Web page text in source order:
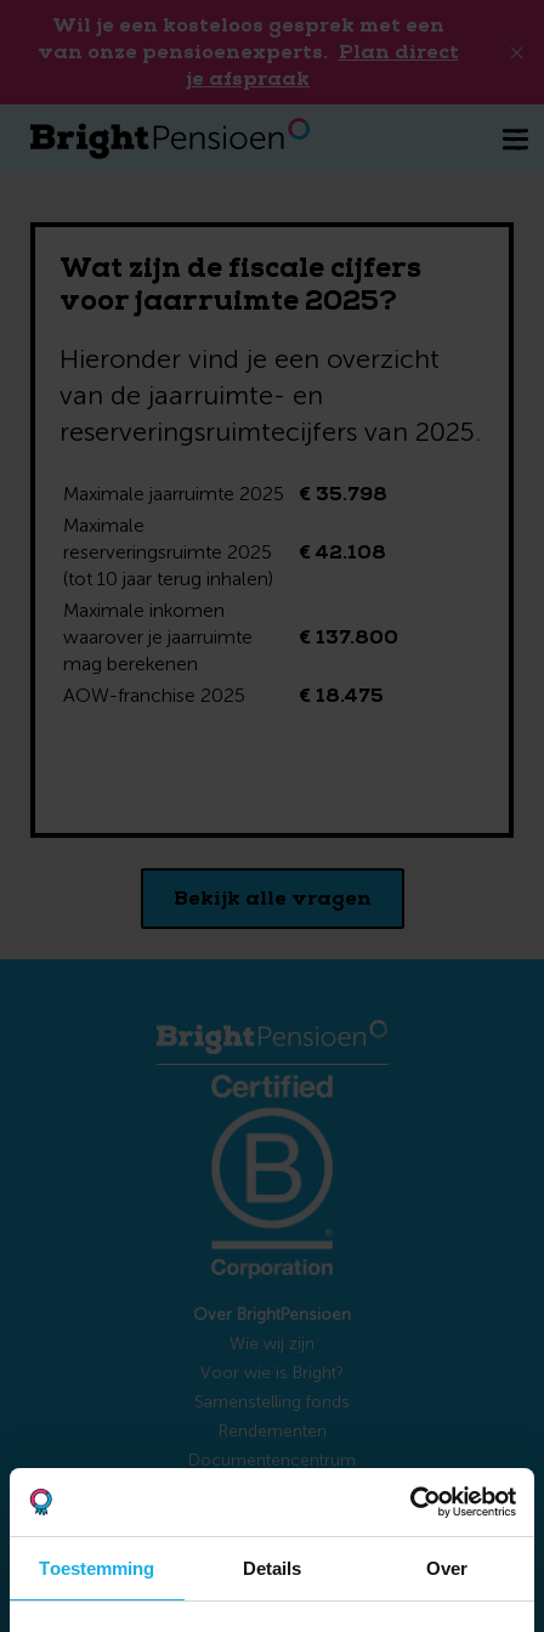
Toestemming Details Over
Wil je een kosteloos gesprek met een
van onze pensioenexperts. Plan direct
je afspraak
Wat zijn de fiscale cijfers
voor jaarruimte 2025?
Hieronder vind je een overzicht
van de jaarruimte- en
reserveringsruimtecijfers van 2025.
Maximale jaarruimte 2025 € 35.798
Maximale
reserveringsruimte 2025
(tot 10 jaar terug inhalen)
€ 42.108
Maximale inkomen
waarover je jaarruimte
mag berekenen
€ 137.800
AOW-franchise 2025 € 18.475
Bekijk alle vragen
Over BrightPensioen
Wie wij zijn
Voor wie is Bright?
Samenstelling fonds
Rendementen
Documentencentrum
Veelgestelde vragen
Vacatures